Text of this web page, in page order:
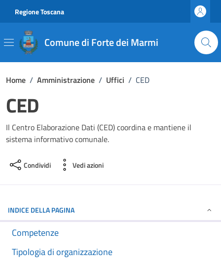
Regione Toscana
Comune di Forte dei Marmi
Home / Amministrazione / Uffici / CED
CED
Il Centro Elaborazione Dati (CED) coordina e mantiene il
sistema informativo comunale.
Condividi Vedi azioni
INDICE DELLA PAGINA
Competenze
Tipologia di organizzazione